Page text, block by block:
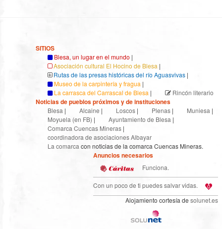
SITIOS
Blesa, un lugar en el mundo |
Asociación cultural El Hocino de Blesa |
Rutas de las presas históricas del río Aguasvivas |
Museo de la carpintería y fragua |
La carrasca del Carrascal de Blesa | Rincón literario
Noticias de pueblos próximos y de instituciones
Blesa | Alcaine | Loscos | Plenas | Muniesa |
Moyuela (en FB) | Ayuntamiento de Blesa |
Comarca Cuencas Mineras |
coordinadora de asociaciones Albayar
La comarca con noticias de la comarca Cuencas Mineras.
Anuncios necesarios
Funciona.
Con un poco de ti puedes salvar vidas.
Alojamiento cortesía de solunet.es